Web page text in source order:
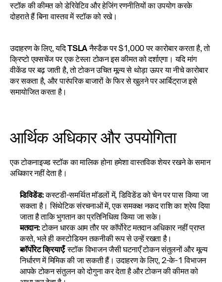
स्टॉक की कीमत को डेरिवेटिव और हेजिंग रणनीतियों का उपयोग करके
दोहराते हैं बिना वास्तव में स्टॉक को रखे।
उदाहरण के लिए, यदि TSLA नैस्डैक पर $1,000 पर कारोबार करता है, तो
क्रिप्टो एक्सचेंज पर एक टेस्ला टोकन इस कीमत को दर्शाएगा। यदि मांग
वीकेंड पर बढ़ जाती है, तो टोकन उचित मूल्य से थोड़ा ऊपर या नीचे कारोबार
कर सकता है, और पारंपरिक बाजारों के फिर से खुलने पर आर्बिट्राज इसे
समायोजित करता है।
आर्थिक अधिकार और उपयोगिता
एक टोकनाइज्ड स्टॉक का मालिक होना हमेशा वास्तविक शेयर रखने के समान
अधिकार नहीं देता है।
डिविडेंड: कस्टडी-समर्थित मॉडलों में, डिविडेंड को चेन पर पास किया जा
सकता है। सिंथेटिक संरचनाओं में, एक समकक्ष नकद राशि का श्रेय दिया
जाता है ताकि भुगतान का प्रतिनिधित्व किया जा सके।
मतदान: टोकन धारक आम तौर पर कॉर्पोरेट मतदान अधिकार नहीं प्राप्त
करते, भले ही कस्टोडियन तकनीकी रूप से उन्हें रखता है।
कॉर्पोरेट क्रियाएँ: स्टॉक विभाजन जैसी घटनाएँ टोकन संतुलनों और मूल्य
निर्धारण में मिमिक की जा सकती हैं। उदाहरण के लिए, 2-के-1 विभाजन
आपके टोकन संतुलन को दोगुना कर देता है और टोकन की कीमत को